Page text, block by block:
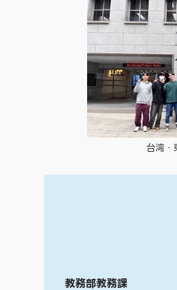
台湾・
教務部教務課